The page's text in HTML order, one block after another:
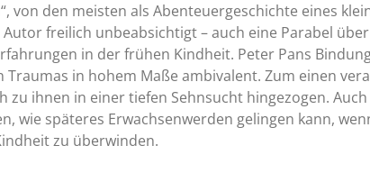
von den meisten als Abenteuergeschichte eines
Autor freilich unbeabsichtigt – auch eine Parabel
in der frühen Kindheit. Peter Pans
Traumas in hohem Maße ambivalent. Zum einen
zu ihnen in einer tiefen Sehnsucht hingezogen.
wie späteres Erwachsenwerden gelingen kann,
zu überwinden.